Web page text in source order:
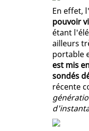
En effet,
pouvoir
étant
ailleurs
portable
est mis
sondés
récente